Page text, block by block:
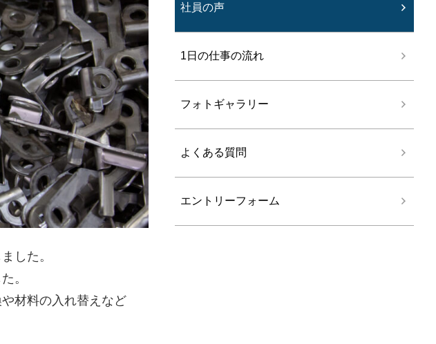
した。
。
材料の入れ替えなど
社員の声
1日の仕事の流れ
フォトギャラリー
よくある質問
エントリーフォーム